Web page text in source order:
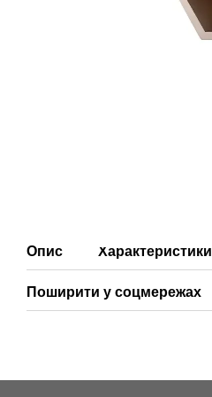
Опис Характеристики
Поширити у соцмережах